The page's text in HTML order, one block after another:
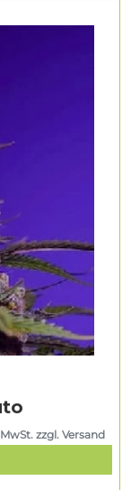
zzgl. Versand